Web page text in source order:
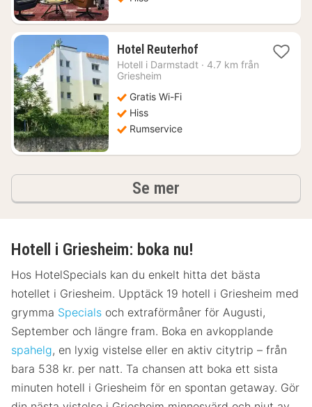
Hotel Reuterhof1
natt
Hotell i Darmstadt · 4.7 km från
Griesheim
Gratis Wi-Fi
Hiss
Rumservice
Se mer
Hotell i Griesheim: boka nu!
Hos HotelSpecials kan du enkelt hitta det bästa
hotellet i Griesheim. Upptäck 19 hotell i Griesheim med
grymma Specials och extraförmåner för Augusti,
September och längre fram. Boka en avkopplande
spahelg, en lyxig vistelse eller en aktiv citytrip – från
bara 538 kr. per natt. Ta chansen att boka ett sista
minuten hotell i Griesheim för en spontan getaway. Gör